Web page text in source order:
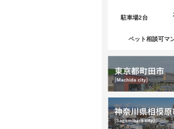
駐車場2台
ペット相談可マ